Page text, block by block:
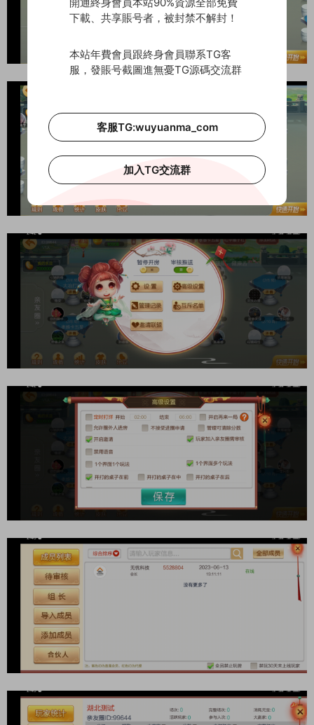
下載、共享賬号者，被封禁不解封！
本站年費會員跟終身會員聯系TG客
服，發賬号截圖進無憂TG源碼交流群
客服TG:wuyuanma_com
加入TG交流群